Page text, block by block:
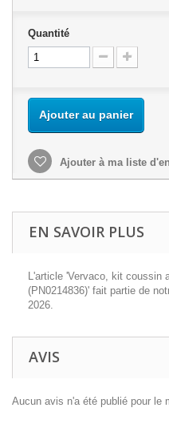
Quantité
Ajouter au panier
Ajouter à ma liste
EN SAVOIR PLUS
L'article 'Vervaco, kit coussin
(PN0214836)' fait partie de
2026.
AVIS
Aucun avis n'a été publié pour le